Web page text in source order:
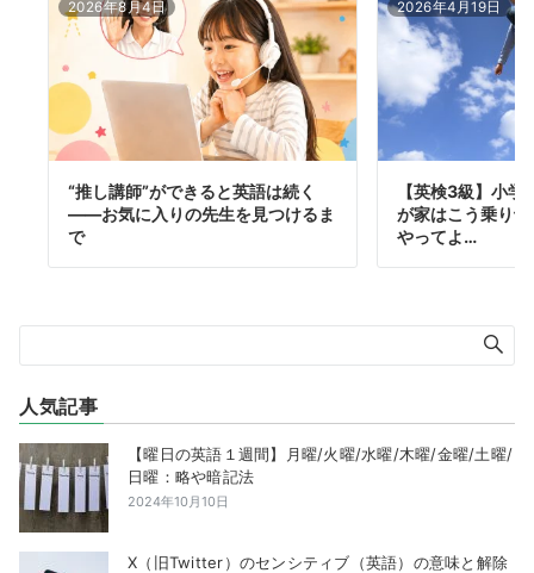
2026年8月4日
“推し講師”ができると英語は続く
——お気に入りの先生を見つけるま
で
2026年4月19日
【英検3級】小
が家はこう乗り
やってよ…
人気記事
【曜日の英語１週間】月曜/火曜/水曜/木曜/金曜/土曜/
日曜：略や暗記法
2024年10月10日
X（旧Twitter）のセンシティブ（英語）の意味と解除